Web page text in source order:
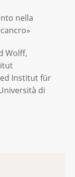
nella
Wolff,
Institut für
di